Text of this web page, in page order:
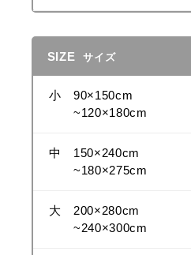
SIZE サイズ
小 90×150cm
~120×180cm
中 150×240cm
~180×275cm
大 200×280cm
~240×300cm